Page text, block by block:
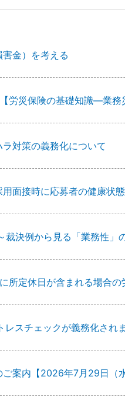
金）を考える
労災保険の基礎知識―業務
対策の義務化について
面接時に応募者の健康状
決例から見る「業務性」
所定休日が含まれる場合の
スチェックが義務化され
案内【2026年7月29日（水